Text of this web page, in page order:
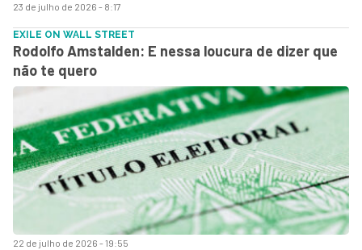
23 de julho de 2026 - 8:17
22 de julho de 2026 - 19:55
EXILE ON WALL STREET
Rodolfo Amstalden: E nessa loucura de dizer que
não te quero